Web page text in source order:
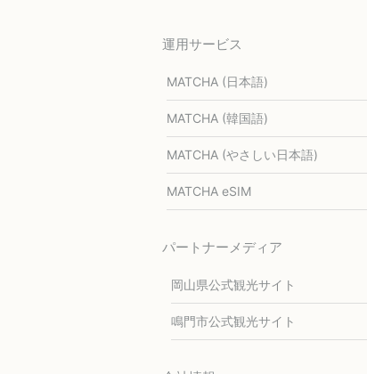
運用サービス
MATCHA (日本語)
MATCHA (韓国語)
MATCHA (やさしい日本語)
MATCHA eSIM
パートナーメディア
岡山県公式観光サイト
鳴門市公式観光サイト